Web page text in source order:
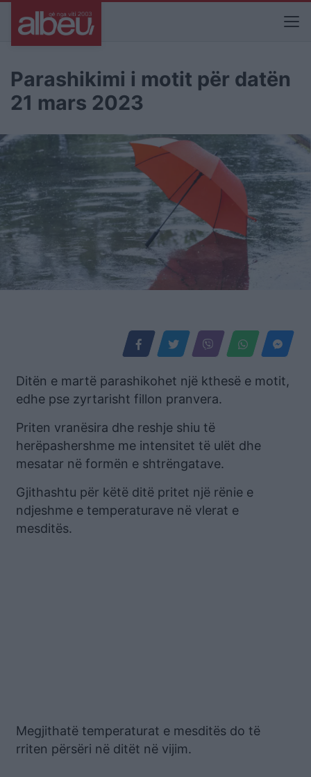
Parashikimi i motit për datën
21 mars 2023
Ditën e martë parashikohet një kthesë e motit,
edhe pse zyrtarisht fillon pranvera.
Priten vranësira dhe reshje shiu të
herëpashershme me intensitet të ulët dhe
mesatar në formën e shtrëngatave.
Gjithashtu për këtë ditë pritet një rënie e
ndjeshme e temperaturave në vlerat e
mesditës.
Megjithatë temperaturat e mesditës do të
rriten përsëri në ditët në vijim.